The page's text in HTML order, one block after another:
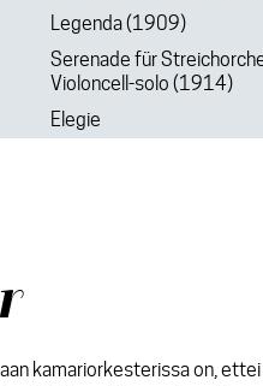
Legenda (1909)
Serenade für
Violoncell-solo (1914)
Elegie
kamariorkesterissa on,